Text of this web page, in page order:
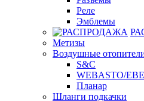
Реле
Эмблемы
Метизы
Воздушные
S&C
WEBASTO/
Планар
Шланги подкачки